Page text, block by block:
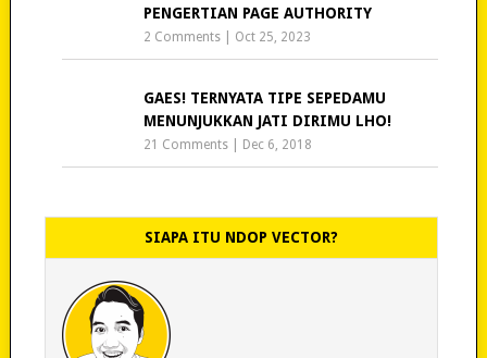
PENGERTIAN PAGE AUTHORITY
2 Comments Oct 25, 2023
GAES! TERNYATA TIPE SEPEDAMU
MENUNJUKKAN JATI DIRIMU LHO!
21 Comments Dec 6, 2018
SIAPA ITU NDOP VECTOR?